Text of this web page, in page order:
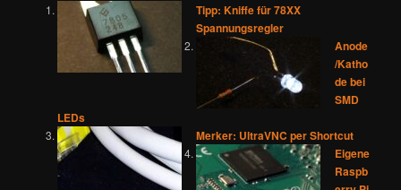
Tipp: Kniffe für 78XX
Spannungsregler
Anode
/Katho
de bei
SMD
LEDs
Merker: UltraVNC per Shortcut
Eigene
Raspb